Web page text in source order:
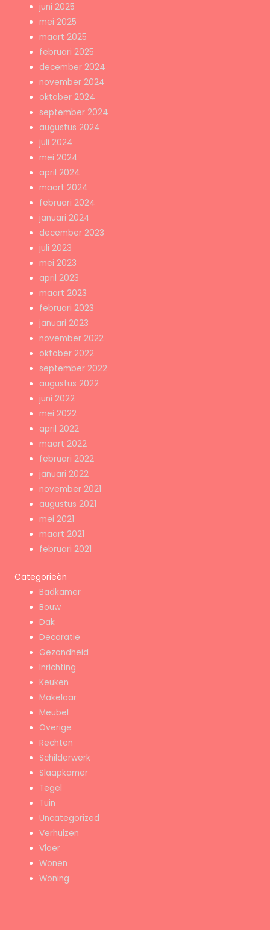
juni 2025
mei 2025
maart 2025
februari 2025
december 2024
november 2024
oktober 2024
september 2024
augustus 2024
juli 2024
mei 2024
april 2024
maart 2024
februari 2024
januari 2024
december 2023
juli 2023
mei 2023
april 2023
maart 2023
februari 2023
januari 2023
november 2022
oktober 2022
september 2022
augustus 2022
juni 2022
mei 2022
april 2022
maart 2022
februari 2022
januari 2022
november 2021
augustus 2021
mei 2021
maart 2021
februari 2021
Categorieën
Badkamer
Bouw
Dak
Decoratie
Gezondheid
Inrichting
Keuken
Makelaar
Meubel
Overige
Rechten
Schilderwerk
Slaapkamer
Tegel
Tuin
Uncategorized
Verhuizen
Vloer
Wonen
Woning